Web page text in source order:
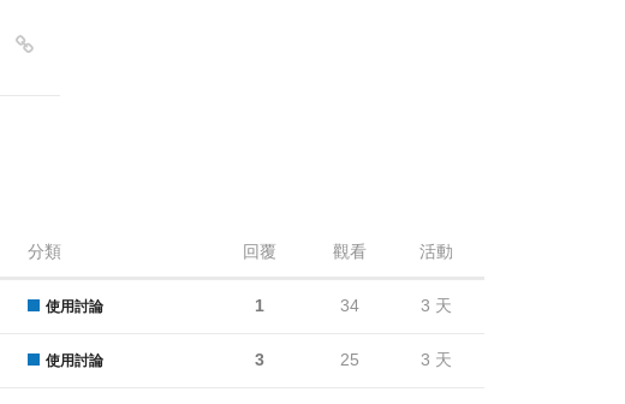
分類 回覆 觀看 活動
使用討論 1 34 3 天
使用討論 3 25 3 天